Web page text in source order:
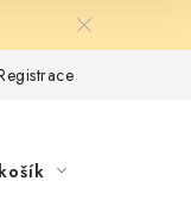
velikostí oblečení